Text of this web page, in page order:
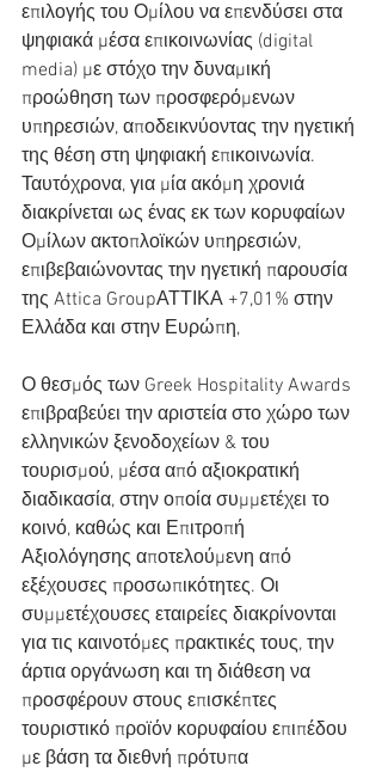
επιλογής του Ομίλου να επενδύσει στα
ψηφιακά μέσα επικοινωνίας (digital
media) με στόχο την δυναμική
προώθηση των προσφερόμενων
υπηρεσιών, αποδεικνύοντας την ηγετική
της θέση στη ψηφιακή επικοινωνία.
Ταυτόχρονα, για μία ακόμη χρονιά
διακρίνεται ως ένας εκ των κορυφαίων
Ομίλων ακτοπλοϊκών υπηρεσιών,
επιβεβαιώνοντας την ηγετική παρουσία
της Attica GroupΑΤΤΙΚΑ +7,01% στην
Ελλάδα και στην Ευρώπη,
Ο θεσμός των Greek Hospitality Awards
επιβραβεύει την αριστεία στο χώρο των
ελληνικών ξενοδοχείων & του
τουρισμού, μέσα από αξιοκρατική
διαδικασία, στην οποία συμμετέχει το
κοινό, καθώς και Επιτροπή
Αξιολόγησης αποτελούμενη από
εξέχουσες προσωπικότητες. Οι
συμμετέχουσες εταιρείες διακρίνονται
για τις καινοτόμες πρακτικές τους, την
άρτια οργάνωση και τη διάθεση να
προσφέρουν στους επισκέπτες
τουριστικό προϊόν κορυφαίου επιπέδου
με βάση τα διεθνή πρότυπα